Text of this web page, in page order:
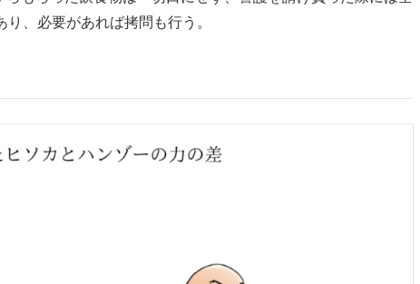
、必要があれば拷問も行う。